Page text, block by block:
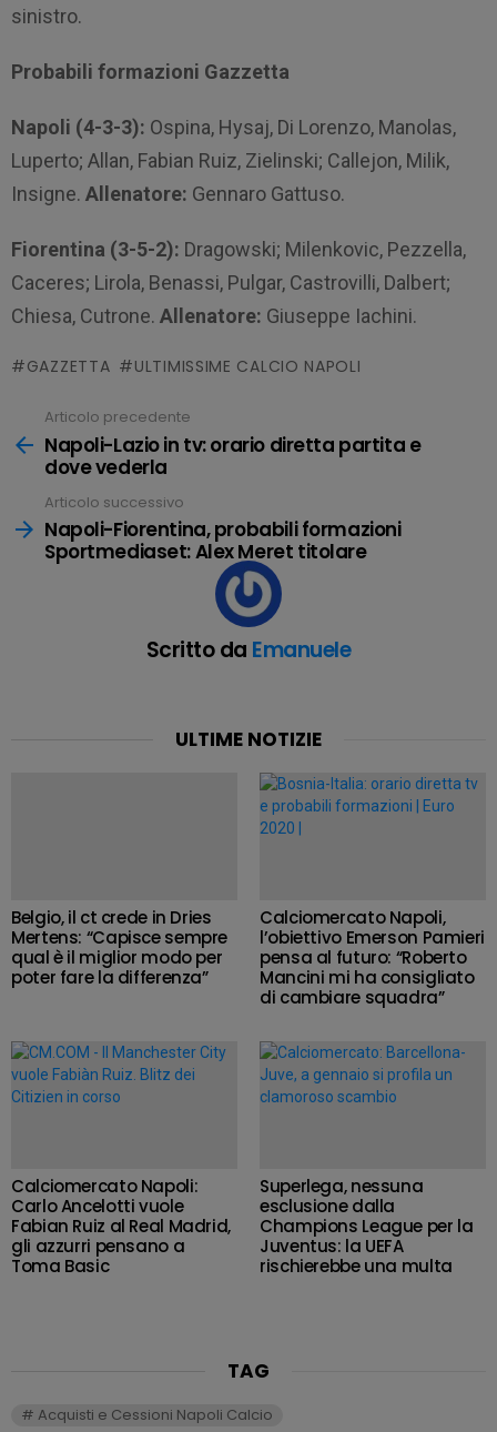
sinistro.
Probabili formazioni Gazzetta
Napoli (4-3-3): Ospina, Hysaj, Di Lorenzo, Manolas,
Luperto; Allan, Fabian Ruiz, Zielinski; Callejon, Milik,
Insigne. Allenatore: Gennaro Gattuso.
Fiorentina (3-5-2): Dragowski; Milenkovic, Pezzella,
Caceres; Lirola, Benassi, Pulgar, Castrovilli, Dalbert;
Chiesa, Cutrone. Allenatore: Giuseppe Iachini.
GAZZETTA ULTIMISSIME CALCIO NAPOLI
Leggi
tutto
Articolo precedente
Napoli-Lazio in tv: orario diretta partita e
dove vederla
Articolo successivo
Napoli-Fiorentina, probabili formazioni
Sportmediaset: Alex Meret titolare
Scritto da Emanuele
ULTIME NOTIZIE
Belgio, il ct crede in Dries
Mertens: “Capisce sempre
qual è il miglior modo per
poter fare la differenza”
Calciomercato Napoli,
l’obiettivo Emerson Pamieri
pensa al futuro: “Roberto
Mancini mi ha consigliato
di cambiare squadra”
Calciomercato Napoli:
Carlo Ancelotti vuole
Fabian Ruiz al Real Madrid,
gli azzurri pensano a
Toma Basic
Superlega, nessuna
esclusione dalla
Champions League per la
Juventus: la UEFA
rischierebbe una multa
TAG
Acquisti e Cessioni Napoli Calcio